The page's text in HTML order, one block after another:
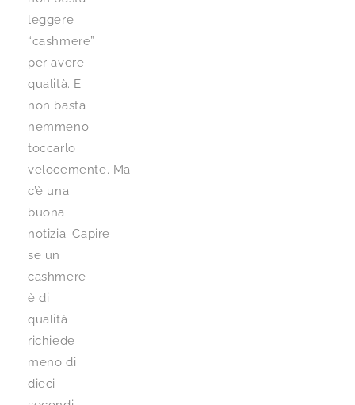
leggere
“cashmere”
per avere
qualità. E
non basta
nemmeno
toccarlo
velocemente. Ma
c’è una
buona
notizia. Capire
se un
cashmere
è di
qualità
richiede
meno di
dieci